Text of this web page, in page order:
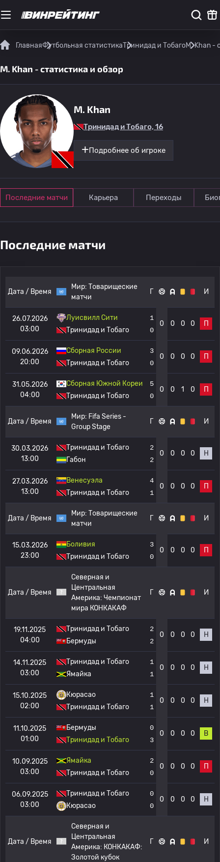
ГлавнаяФутбольная статистикаТринидад и ТобагоM. Khan -
M. Khan - статистика и обзор
M. Khan
Тринидад и Тобаго, 16
Подробнее об игроке
Последние матчи Карьера Переходы
Последние матчи
Дата / Время
Мир: Товарищеские
матчи
Г И
26.07.2026
03:00
Луисвилл Сити
Тринидад и Тобаго
1
0
0 0 0 0 П
09.06.2026
20:00
Сборная России
Тринидад и Тобаго
3
0
0 0 0 0 П
31.05.2026
04:00
Сборная Южной Кореи
Тринидад и Тобаго
5
0
0 0 1 0 П
Дата / Время
Мир: Fifa Series -
Group Stage
Г И
30.03.2026
13:00
Тринидад и Тобаго
Габон
2
2
0 0 0 0 Н
27.03.2026
13:00
Венесуэла
Тринидад и Тобаго
4
1
0 0 0 0 П
Дата / Время
Мир: Товарищеские
матчи
Г И
15.03.2026
23:00
Боливия
Тринидад и Тобаго
3
0
0 0 0 0 П
Дата / Время
Северная и
Центральная
Америка: Чемпионат
мира КОНКАКАФ
Г И
19.11.2025
04:00
Тринидад и Тобаго
Бермуды
2
2
0 0 0 0 Н
14.11.2025
03:00
Тринидад и Тобаго
Ямайка
1
1
0 0 0 0 Н
15.10.2025
02:00
Кюрасао
Тринидад и Тобаго
1
1
0 0 0 0 Н
11.10.2025
01:00
Бермуды
Тринидад и Тобаго
0
3
0 0 0 0 В
10.09.2025
03:00
Ямайка
Тринидад и Тобаго
2
0
0 0 0 0 П
06.09.2025
03:00
Тринидад и Тобаго
Кюрасао
0
0
0 0 0 0 Н
Дата / Время
Северная и
Центральная
Америка: КОНКАКАФ:
Золотой кубок
Г И